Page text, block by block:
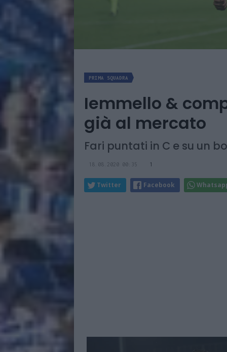
PRIMA SQUADRA
Iemmello &
già al mercato
Fari puntati in C e su un
18.08.2020 00:35 1
Twitter Facebook